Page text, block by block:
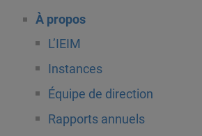
À propos
L’IEIM
Instances
Équipe de direction
Rapports annuels